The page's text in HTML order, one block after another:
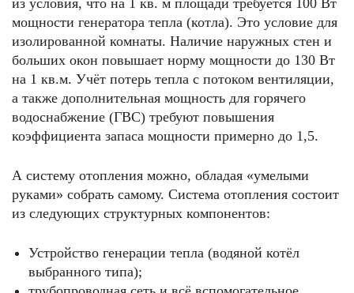
из условия, что на 1 кв. м площади требуется 100 Вт
мощности генератора тепла (котла). Это условие для
изолированной комнаты. Наличие наружных стен и
больших окон повышает норму мощности до 130 Вт
на 1 кв.м. Учёт потерь тепла с потоком вентиляции,
а также дополнительная мощность для горячего
водоснабжение (ГВС) требуют повышения
коэффициента запаса мощности примерно до 1,5.
А систему отопления можно, обладая «умелыми
руками» собрать самому. Система отопления состоит
из следующих структурных компонентов:
Устройство генерации тепла (водяной котёл
выбранного типа);